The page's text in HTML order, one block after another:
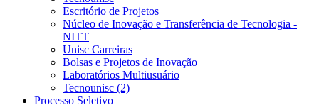
Escritório de Projetos
Núcleo de Inovação e Transferência de Tecnologia -
NITT
Unisc Carreiras
Bolsas e Projetos de Inovação
Laboratórios Multiusuário
Tecnounisc (2)
Processo Seletivo